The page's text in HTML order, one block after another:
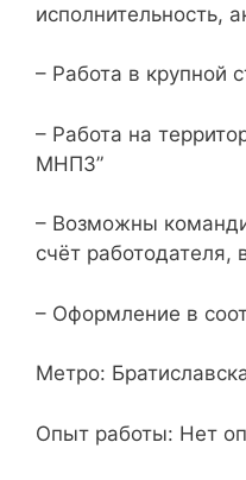
исполнительность,
– Работа в крупной
– Работа на
МНПЗ”
– Возможны
счёт работодателя,
– Оформление в
Метро:
Опыт работы: Нет